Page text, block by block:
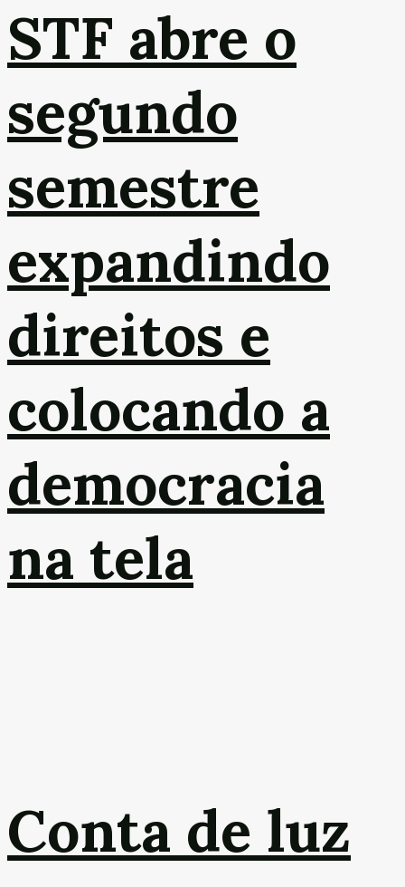
STF abre o
segundo
semestre
expandindo
direitos e
colocando a
democracia
na tela
Conta de luz